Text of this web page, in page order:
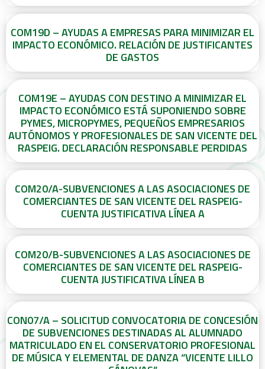
COM19D – AYUDAS A EMPRESAS PARA MINIMIZAR EL
IMPACTO ECONÓMICO. RELACIÓN DE JUSTIFICANTES
DE GASTOS
COM19E – AYUDAS CON DESTINO A MINIMIZAR EL
IMPACTO ECONÓMICO ESTÁ SUPONIENDO SOBRE
PYMES, MICROPYMES, PEQUEÑOS EMPRESARIOS
AUTÓNOMOS Y PROFESIONALES DE SAN VICENTE DEL
RASPEIG. DECLARACIÓN RESPONSABLE PERDIDAS
COM20/A-SUBVENCIONES A LAS ASOCIACIONES DE
COMERCIANTES DE SAN VICENTE DEL RASPEIG-
CUENTA JUSTIFICATIVA LÍNEA A
COM20/B-SUBVENCIONES A LAS ASOCIACIONES DE
COMERCIANTES DE SAN VICENTE DEL RASPEIG-
CUENTA JUSTIFICATIVA LÍNEA B
CON07/A – SOLICITUD CONVOCATORIA DE CONCESIÓN
DE SUBVENCIONES DESTINADAS AL ALUMNADO
MATRICULADO EN EL CONSERVATORIO PROFESIONAL
DE MÚSICA Y ELEMENTAL DE DANZA “VICENTE LILLO